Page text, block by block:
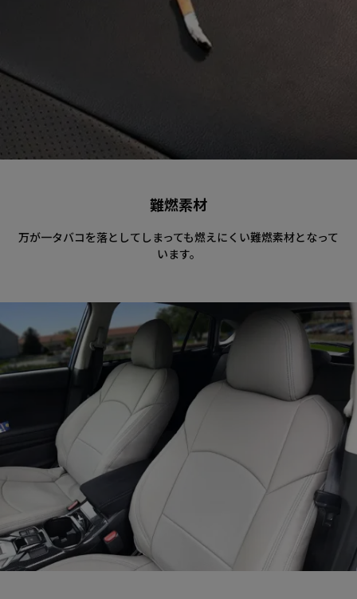
難燃素材
万が一タバコを落としてしまっても燃えにくい難燃素材となって
います。